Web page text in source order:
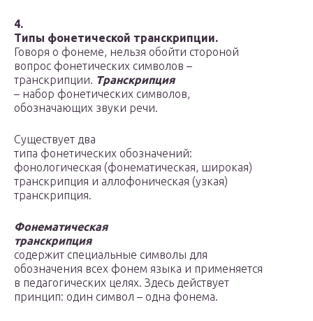
4.
Типы фонетической транскрипции.
Говоря о фонеме, нельзя обойти стороной
вопрос фонетических символов –
транскрипции. Транскрипция
– набор фонетических символов,
обозначающих звуки речи.
Существует два
типа фонетических обозначений:
фонологическая (фонематическая, широкая)
транскрипция и аллофоническая (узкая)
транскрипция.
Фонематическая
транскрипция
содержит специальные символы для
обозначения всех фонем языка и применяется
в педагогических целях. Здесь действует
принцип: один символ – одна фонема.